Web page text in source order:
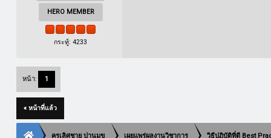
HERO MEMBER
กระทู้: 4233
หน้า: 1
« หน้าที่แล้ว
ครูเลิศชาย ปานมุข เผยแพร่ผลงานวิชาการ วิธีปฏิบัติที่ดี Best